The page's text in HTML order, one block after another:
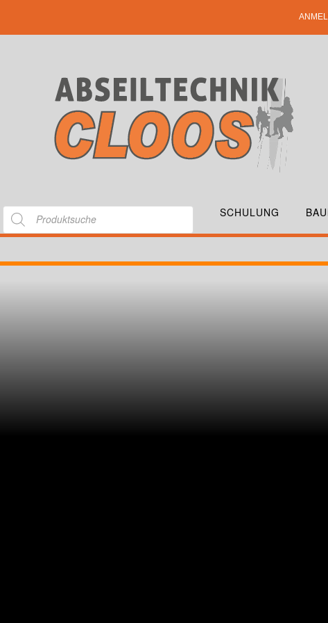
SCHULUNG
ROLLCLIPZ3